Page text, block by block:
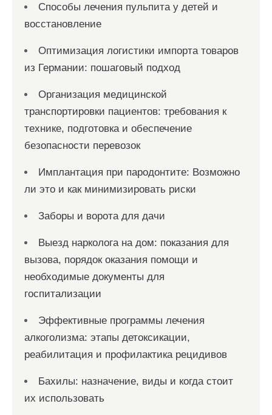
Способы лечения пульпита у детей и
восстановление
Оптимизация логистики импорта товаров
из Германии: пошаговый подход
Организация медицинской
транспортировки пациентов: требования к
технике, подготовка и обеспечение
безопасности перевозок
Имплантация при пародонтите: Возможно
ли это и как минимизировать риски
Заборы и ворота для дачи
Выезд нарколога на дом: показания для
вызова, порядок оказания помощи и
необходимые документы для
госпитализации
Эффективные программы лечения
алкоголизма: этапы детоксикации,
реабилитация и профилактика рецидивов
Бахилы: назначение, виды и когда стоит
их использовать